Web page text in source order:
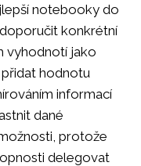
notebooky do
konkrétní
vyhodnotí jako
hodnotu
informací
dané
protože
delegovat